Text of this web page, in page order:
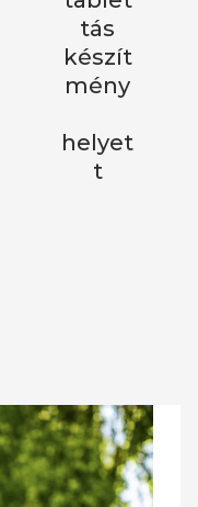
tás
készít
mény
helyet
t